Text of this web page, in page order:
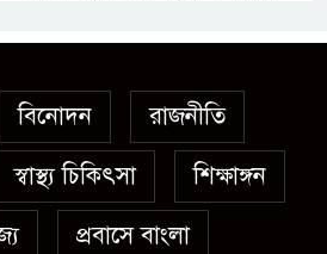
অস্ত্র উদ্ধারে ডেভিড ইমনসহ ৫
পুলিশ
সেনবাগে নতুন গ্যাস কূপের খনন
শুরু, মিলতে পারে দৈনিক ৫-৭
মিলিয়ন ঘনফুট গ্যাস
বিনোদন
রাজনীতি
স্বাস্থ্য চিকিৎসা
শিক্ষাঙ্গন
প্রবাসে বাংলা